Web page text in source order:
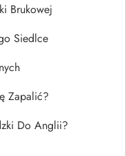
Brukowej
Siedlce
Zapalić?
Do Anglii?